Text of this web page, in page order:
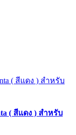
( สีแดง ) สำหรับ